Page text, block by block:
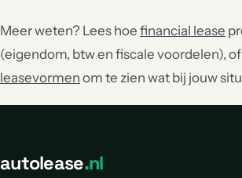
Meer weten? Lees hoe financial lease
(eigendom, btw en fiscale voordelen),
leasevormen om te zien wat bij jouw
autolease.nl